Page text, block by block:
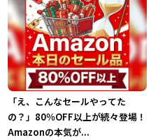
「え、こんなセールやってた
の？」80％OFF以上が続々登場！
Amazonの本気が...